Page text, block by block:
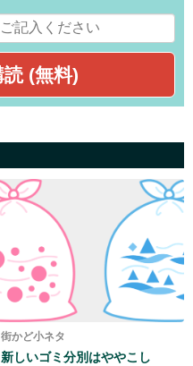
街かど小ネタ
新しいゴミ分別はややこし